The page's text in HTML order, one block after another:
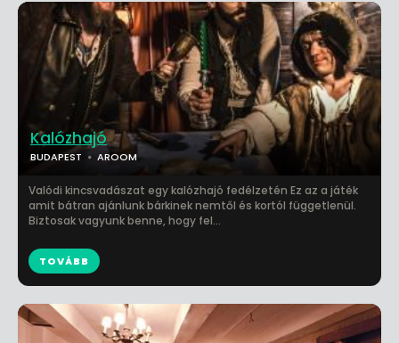
Kalózhajó
BUDAPEST AROOM
Valódi kincsvadászat egy kalózhajó fedélzetén Ez az a játék
amit bátran ajánlunk bárkinek nemtől és kortól függetlenül.
Biztosak vagyunk benne, hogy fel...
TOVÁBB